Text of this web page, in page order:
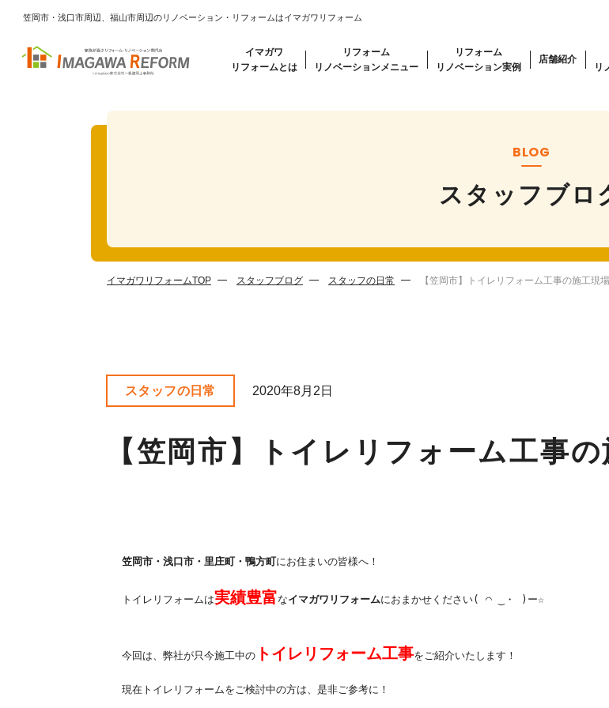
笠岡市・浅口市周辺、福山市周辺のリノベーション・リフォームはイマガワリフォーム
イマガワ
リフォームとは
リフォーム
リノベーションメニュー
リフォーム
リノベーション実例
店舗紹介
リ
BLOG
スタッフブロ
イマガワリフォームTOP スタッフブログ スタッフの日常 【笠岡市】トイレリフォーム工事の施工現
スタッフの日常 2020年8月2日
【笠岡市】トイレリフォーム工事
笠岡市・浅口市・里庄町・鴨方町にお住まいの皆様へ！
トイレリフォームは実績豊富なイマガワリフォームにおまかせください( ◠ ‿・ )ー☆
今回は、弊社が只今施工中の トイレリフォーム工事をご紹介いたします！
現在トイレリフォームをご検討中の方は、是非ご参考に！